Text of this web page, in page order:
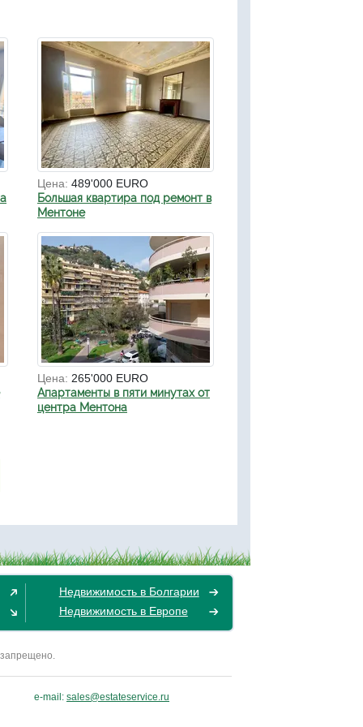
Цена: 489'000 EURO
Большая квартира под ремонт в
Ментоне
Цена: 265'000 EURO
Апартаменты в пяти минутах от
центра Ментона
Недвижимость в Болгарии
Недвижимость в Европе
e-mail: sales@estateservice.ru